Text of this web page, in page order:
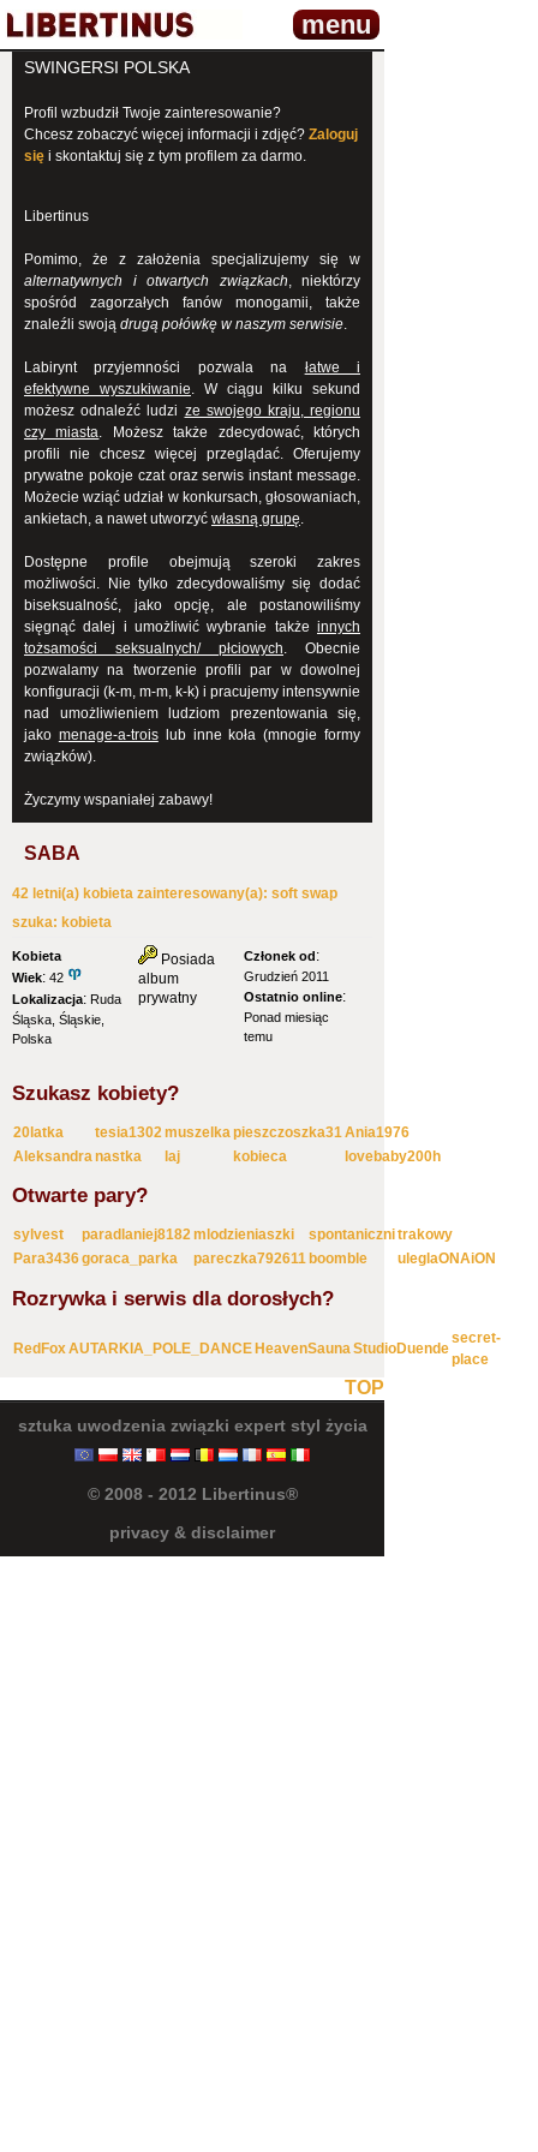
menu
SWINGERSI POLSKA
Profil wzbudził Twoje zainteresowanie?
Chcesz zobaczyć więcej informacji i zdjęć? Zaloguj
się i skontaktuj się z tym profilem za darmo.
Libertinus
Pomimo, że z założenia specjalizujemy się w
alternatywnych i otwartych związkach, niektórzy
spośród zagorzałych fanów monogamii, także
znaleźli swoją drugą połówkę w naszym serwisie.
Labirynt przyjemności pozwala na łatwe i
efektywne wyszukiwanie. W ciągu kilku sekund
możesz odnaleźć ludzi ze swojego kraju, regionu
czy miasta. Możesz także zdecydować, których
profili nie chcesz więcej przeglądać. Oferujemy
prywatne pokoje czat oraz serwis instant message.
Możecie wziąć udział w konkursach, głosowaniach,
ankietach, a nawet utworzyć własną grupę.
Dostępne profile obejmują szeroki zakres
możliwości. Nie tylko zdecydowaliśmy się dodać
biseksualność, jako opcję, ale postanowiliśmy
sięgnąć dalej i umożliwić wybranie także innych
tożsamości seksualnych/ płciowych. Obecnie
pozwalamy na tworzenie profili par w dowolnej
konfiguracji (k-m, m-m, k-k) i pracujemy intensywnie
nad umożliwieniem ludziom prezentowania się,
jako menage-a-troislub inne koła (mnogie formy
związków).
Życzymy wspaniałej zabawy!
SABA
42 letni(a) kobieta zainteresowany(a): soft swap
szuka: kobieta
Kobieta
Wiek: 42
Lokalizacja: Ruda
Śląska, Śląskie,
Polska
Posiada
album
prywatny
Członek od:
Grudzień 2011
Ostatnio online:
Ponad miesiąc
temu
Szukasz kobiety?
20latka tesia1302muszelkapieszczoszka31Ania1976
Aleksandranastka laj kobieca lovebaby200h
Otwarte pary?
sylvest paradlaniej8182mlodzieniaszki spontanicznitrakowy
Para3436goraca_parka pareczka792611 boomble uleglaONAiON
Rozrywka i serwis dla dorosłych?
RedFoxAUTARKIA_POLE_DANCEHeavenSauna StudioDuende
secret-
place
TOP
sztuka uwodzenia związki expert styl życia
© 2008 - 2012 Libertinus®
privacy & disclaimer